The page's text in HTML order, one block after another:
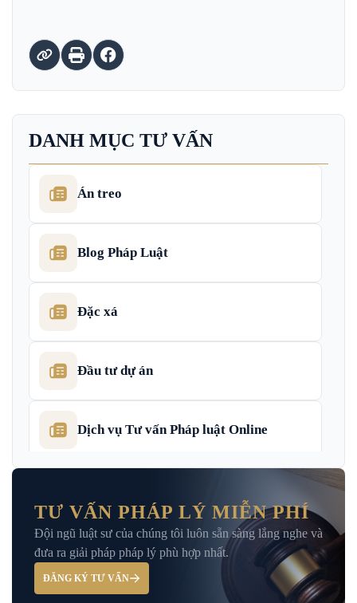
DANH MỤC TƯ VẤN
Án treo
Blog Pháp Luật
Đặc xá
Đầu tư dự án
Dịch vụ Tư vấn Pháp luật Online
Giải Đáp – Tư Vấn Pháp Luật Hình Sự
TƯ VẤN PHÁP LÝ MIỄN PHÍ
Đội ngũ luật sư của chúng tôi luôn sẵn sàng lắng nghe và
đưa ra giải pháp pháp lý phù hợp nhất.
ĐĂNG KÝ TƯ VẤN